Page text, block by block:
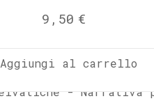
9,50 €
Aggiungi al carrello